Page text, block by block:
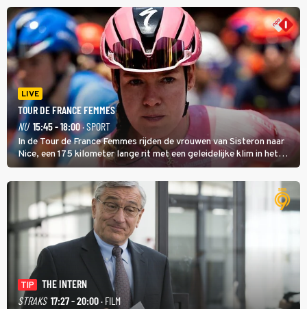
LIVE
TOUR DE FRANCE FEMMES
NU 15:45 - 18:00· SPORT
In de Tour de France Femmes rijden de vrouwen van Sisteron naar
Nice, een 175 kilometer lange rit met een geleidelijke klim in het
midden. Dat is mogelijk niet de zwaarste hindernis, dat is de
temperatuur. Het kan in Nice namelijk bloedheet worden.
TIP
THE INTERN
STRAKS 17:27 - 20:00· FILM